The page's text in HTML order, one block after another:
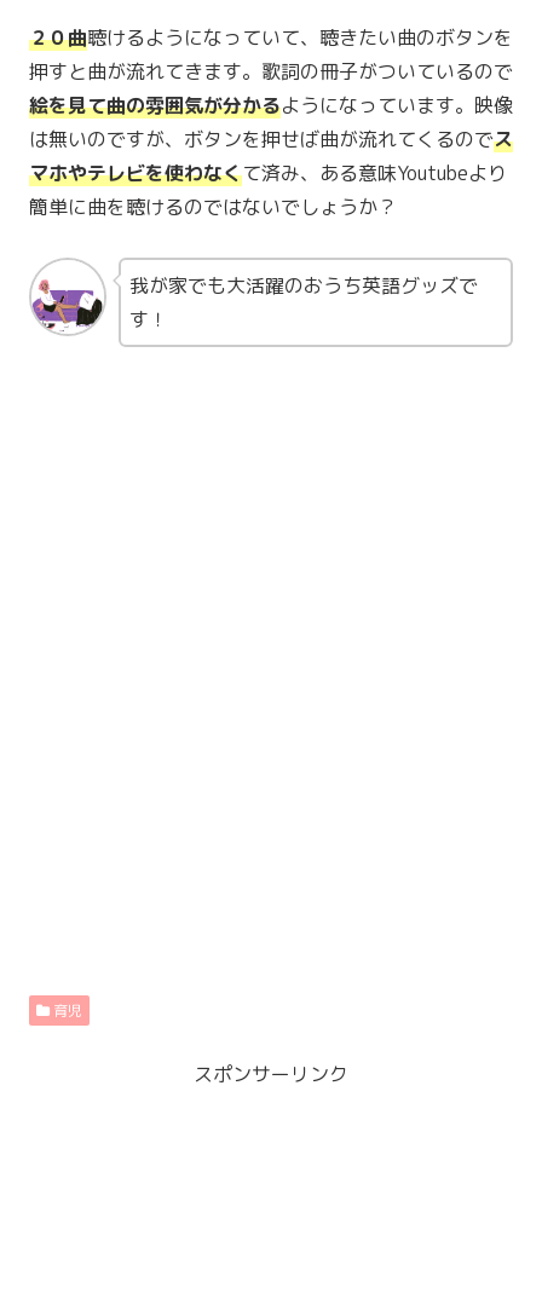
２０曲聴けるようになっていて、聴きたい曲のボタンを
押すと曲が流れてきます。歌詞の冊子がついているので
絵を見て曲の雰囲気が分かるようになっています。映像
は無いのですが、ボタンを押せば曲が流れてくるのでス
マホやテレビを使わなくて済み、ある意味Youtubeより
簡単に曲を聴けるのではないでしょうか？
我が家でも大活躍のおうち英語グッズで
す！
育児
スポンサーリンク